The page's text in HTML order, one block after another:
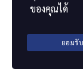
ของคุณได้
ยอมรับ